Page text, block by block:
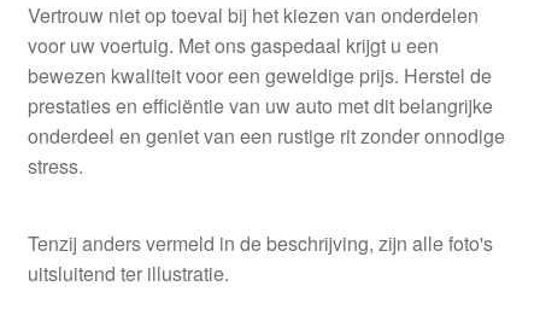
Vertrouw niet op toeval bij het kiezen van onderdelen
voor uw voertuig. Met ons gaspedaal krijgt u een
bewezen kwaliteit voor een geweldige prijs. Herstel de
prestaties en efficiëntie van uw auto met dit belangrijke
onderdeel en geniet van een rustige rit zonder onnodige
stress.
Tenzij anders vermeld in de beschrijving, zijn alle foto's
uitsluitend ter illustratie.